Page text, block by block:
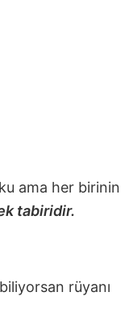
ama her birinin
tabiridir.
rüyanı